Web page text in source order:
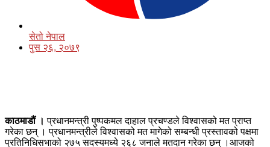
सेतो नेपाल
पुस २६, २०७९
काठमाडौं । प्रधानमन्त्री पुष्पकमल दाहाल प्रचण्डले विश्वासको मत प्राप्त
गरेका छन् । प्रधानमन्त्रीले विश्वासको मत मागेको सम्बन्धी प्रस्तावको पक्षमा
प्रतिनिधिसभाको २७५ सदस्यमध्ये २६८ जनाले मतदान गरेका छन् ।आजको